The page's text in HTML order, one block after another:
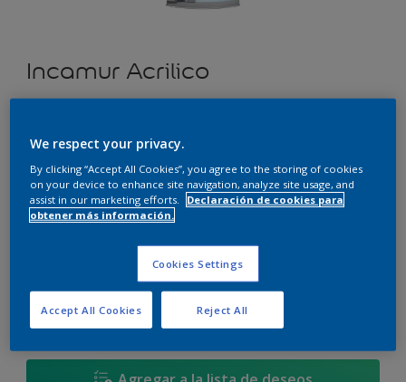
Incamur Acrilico
Tamaño
Calculadora de pintura
Calcular
We respect your privacy.
By clicking “Accept All Cookies”, you agree to the storing of cookies
on your device to enhance site navigation, analyze site usage, and
assist in our marketing efforts.
Declaración de cookies para
obtener más información.
Cookies Settings
Reject All
Accept All Cookies